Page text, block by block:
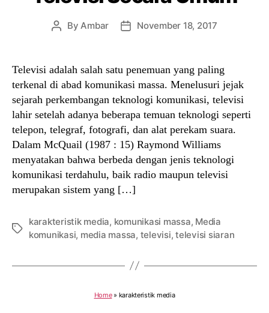
PostByAmbar
PostNovember 18, 2017
Televisi adalah salah satu penemuan yang paling
terkenal di abad komunikasi massa. Menelusuri jejak
sejarah perkembangan teknologi komunikasi, televisi
lahir setelah adanya beberapa temuan teknologi seperti
telepon, telegraf, fotografi, dan alat perekam suara.
Dalam McQuail (1987 : 15) Raymond Williams
menyatakan bahwa berbeda dengan jenis teknologi
komunikasi terdahulu, baik radio maupun televisi
merupakan sistem yang […]
Tags
karakteristik media, komunikasi massa, Media
komunikasi, media massa, televisi,televisi siaran
Home» karakteristik media